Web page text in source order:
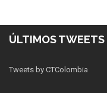
ÚLTIMOS TWEETS
Tweets by CTColombia